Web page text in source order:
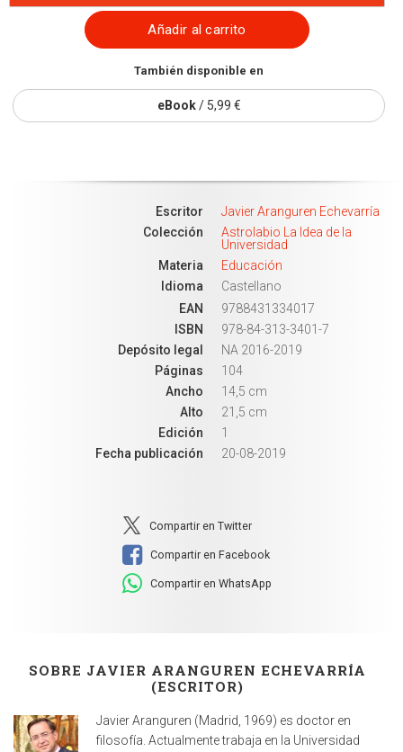
Añadir al carrito
También disponible en
eBook/ 5,99 €
Escritor
Javier Aranguren Echevarría
Colección
Astrolabio La Idea de la
Universidad
Materia
Educación
Idioma
Castellano
EAN
9788431334017
ISBN
978-84-313-3401-7
Depósito legal
NA 2016-2019
Páginas
104
Ancho
14,5 cm
Alto
21,5 cm
Edición
1
Fecha publicación
20-08-2019
Compartir en Twitter
Compartir en Facebook
Compartir en WhatsApp
SOBRE JAVIER ARANGUREN ECHEVARRÍA
(ESCRITOR)
Javier Aranguren (Madrid, 1969) es doctor en
filosofía. Actualmente trabaja en la Universidad